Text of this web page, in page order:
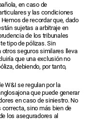
en caso de
y las condiciones
de recordar que, dado
sujetas a arbitraje en
de los tribunales
tipo de pólizas. Sin
otros seguros similares lleva
que una exclusión no
debiendo, por tanto,
W&I se regulan por la
que puede generar
en caso de siniestro. No
sino más bien de
los aseguradores al